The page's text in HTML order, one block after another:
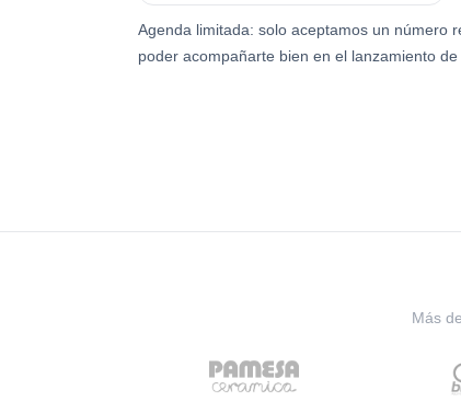
Agenda limitada: solo aceptamos un número
poder acompañarte bien en el lanzamiento de
Más